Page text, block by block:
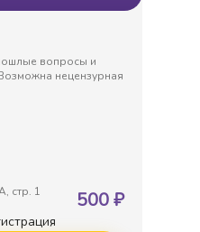
вопросы и
нецензурная
стр. 1
500₽